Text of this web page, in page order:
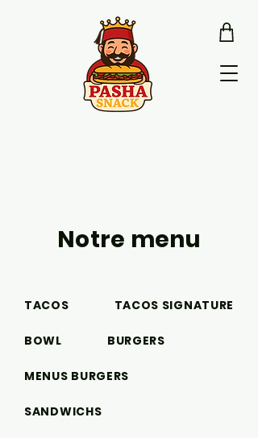
Notre menu
TACOS TACOS SIGNATURE
BOWL BURGERS
MENUS BURGERS
SANDWICHS